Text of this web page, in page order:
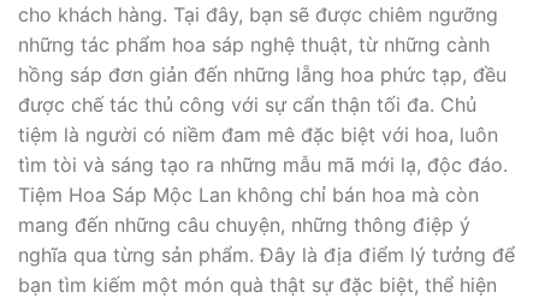
cho khách hàng. Tại đây, bạn sẽ được chiêm ngưỡng
những tác phẩm hoa sáp nghệ thuật, từ những cành
hồng sáp đơn giản đến những lẵng hoa phức tạp, đều
được chế tác thủ công với sự cẩn thận tối đa. Chủ
tiệm là người có niềm đam mê đặc biệt với hoa, luôn
tìm tòi và sáng tạo ra những mẫu mã mới lạ, độc đáo.
Tiệm Hoa Sáp Mộc Lan không chỉ bán hoa mà còn
mang đến những câu chuyện, những thông điệp ý
nghĩa qua từng sản phẩm. Đây là địa điểm lý tưởng để
bạn tìm kiếm một món quà thật sự đặc biệt, thể hiện